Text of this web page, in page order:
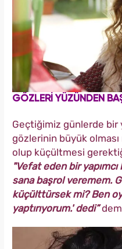
GÖZLERİ YÜZÜNDEN
Geçtiğimiz günlerde bir
gözlerinin büyük
olup küçültmesi
"Vefat eden bir
sana başrol veremem.
küçülttürsek mi? Ben
yaptırıyorum.' dedi”